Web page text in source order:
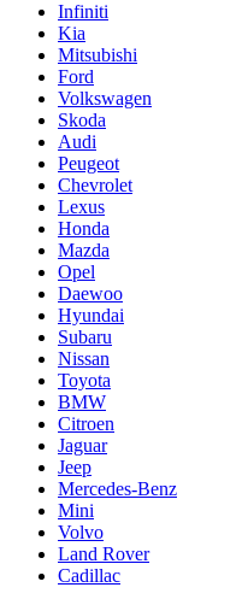
Infiniti
Kia
Mitsubishi
Ford
Volkswagen
Skoda
Audi
Peugeot
Chevrolet
Lexus
Honda
Mazda
Opel
Daewoo
Hyundai
Subaru
Nissan
Toyota
BMW
Citroen
Jaguar
Jeep
Mercedes-Benz
Mini
Volvo
Land Rover
Cadillac